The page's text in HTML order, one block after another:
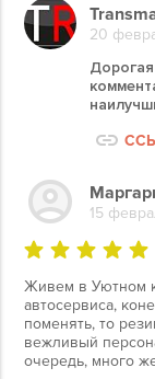
20
15
Живем в Уютном
автосервиса,
поменять, то
вежливый
очередь, много